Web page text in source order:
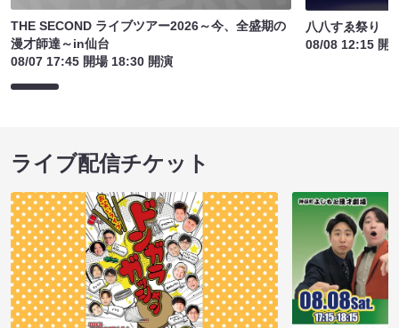
THE SECOND ライブツアー2026～今、全盛期の
漫才師達～in仙台
08/07 17:45 開場 18:30 開演
八八すゑ祭り
08/08 12:15 開
ライブ配信チケット